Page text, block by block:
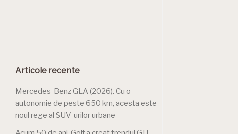
Articole recente
Mercedes-Benz GLA (2026). Cu o
autonomie de peste 650 km, acesta este
noul rege al SUV-urilor urbane